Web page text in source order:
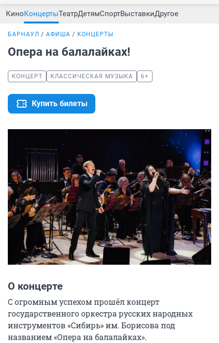
КиноКонцертыТеатрДетямСпортВыставкиДругое
БАРНАУЛ АФИША КОНЦЕРТЫ
Опера на балалайках!
КОНЦЕРТ КЛАССИЧЕСКАЯ МУЗЫКА 6+
Купить билеты
О концерте
С огромным успехом прошёл концерт
государственного оркестра русских народных
инструментов «Сибирь» им. Борисова под
названием «Опера на балалайках».